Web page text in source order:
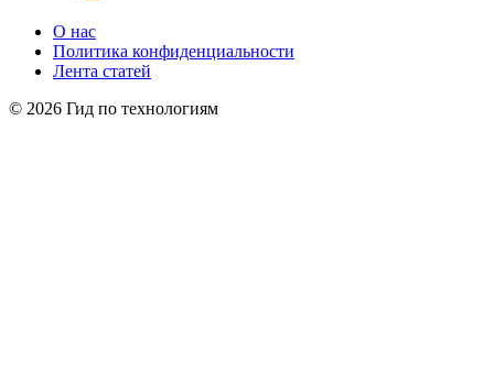
О нас
Политика конфиденциальности
Лента статей
© 2026 Гид по технологиям